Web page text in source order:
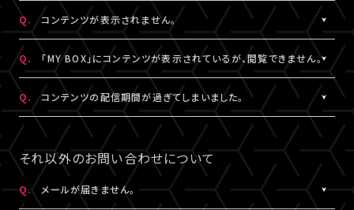
https://www.asmart.jp/support
A.
ご購入の視聴チケットやグッズの条件に応じて、動画や画像などの
コンテンツが配信される機能です。
コンテンツの配信がある場合、視聴チケットやグッズを購入したA!-
ID（メールアドレス）とパスワードでログインのうえ、「マイページ」
内「MY BOX」から確認することができます。
コンテンツの配信有無や、配信期間については、各公演のチケット
販売ページやグッズ商品詳細ページ、MY BOXなどでご確認くださ
Q. コンテンツが表示されません。
A.
コンテンツが表示されない場合は、コンテンツ配信期間外である
か、配信対象外の視聴チケットやグッズを購入されている可能性が
あります。
コンテンツ配信期間は、各公演のチケット販売ページやグッズ商品
詳細ページ、MY BOXなどでご確認ください。
※チケットの購入情報は、「マイページ」内「チケット購入情報」にて
ご確認ください。
Q. 「MY BOX」にコンテンツが表示されているが、閲覧できません。
A.
コンテンツが「MY BOX」に表示されているにも関わらず閲覧でき
ない場合、コンテンツ配信期間を経過したか、ご利用端末が推奨環
境ではない可能性があります。
推奨環境は
こちら
よりご確認ください。
スマートフォン、タブレットをご利用の場合、LINEやメール等のアプ
リ内ブラウジングではなく、推奨環境にある指定のブラウザ
（iPhone・iPadの場合は「Safari」、Androidの場合は
Q. コンテンツの配信期間が過ぎてしまいました。
A.
配信期間終了後のコンテンツは、再配信いたしません。予めご了承
ください。
それ以外のお問い合わせについて
Q. メールが届きません。